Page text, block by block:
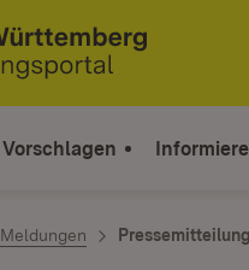
Vorschlagen
Meldungen Pressemitteilung